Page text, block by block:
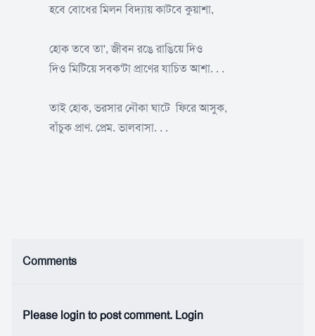
হবে বোধের মিলন বিদ্যায় কাটবে কুয়াশা,
হোক তবে তা', জীবন রঙে রাঙিয়ে দিও
দিও মিটিয়ে সবক'টা প্রাণের যাচিত আশা. . .
তাই হোক, ভরসার নৌকা ঘাটে ফিরে আসুক,
বাঁচুক প্রাণ. প্রেম. ভালবাসা. . .
Comments
Please login to post comment. Login